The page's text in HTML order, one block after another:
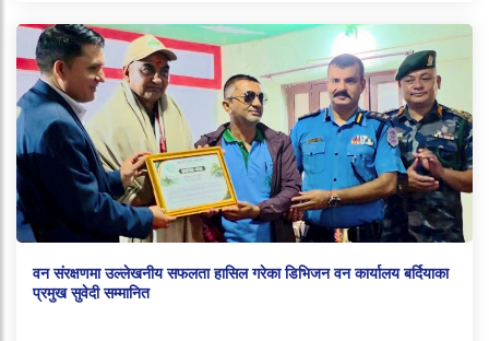
वन संरक्षणमा उल्लेखनीय सफलता हासिल गरेका डिभिजन वन कार्यालय बर्दियाका
प्रमुख सुवेदी सम्मानित